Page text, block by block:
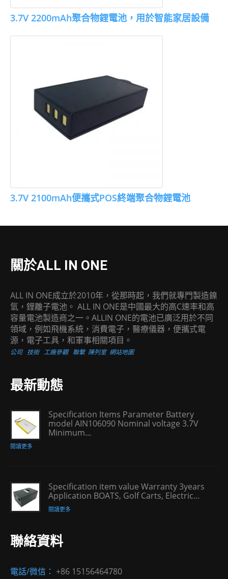
3.7V 2200mAh聚合物鋰電池，用於智能家居設備
3.7V 2100mAh便攜式POS終端聚合物鋰電池
關於ALL IN ONE
ALL IN ONE成立於2010年，從那時起，我們就專門製造鎳
氫，鋰離子電池。 ALL IN ONE是中國最大的高C速率和高
容量電池製造商之一。ALLIN ONE的電池已廣泛用於不同
領域，例如飛機系統，消費電子，醫療儀器，便攜式電
源，電子工具，和軍事相關項目。
公司 技術 工廠參觀 聯繫 陳列室 網站地圖
最新動態
Specification Items Parameter Battery
model AIN106090 Nominal voltage 3.7V
Minimum...
閱讀更多
Specification item value Warranty 3years
Application BOATS, Golf Carts, Electric...
閱讀更多
聯絡資料
電話/微信： +86 15156464780